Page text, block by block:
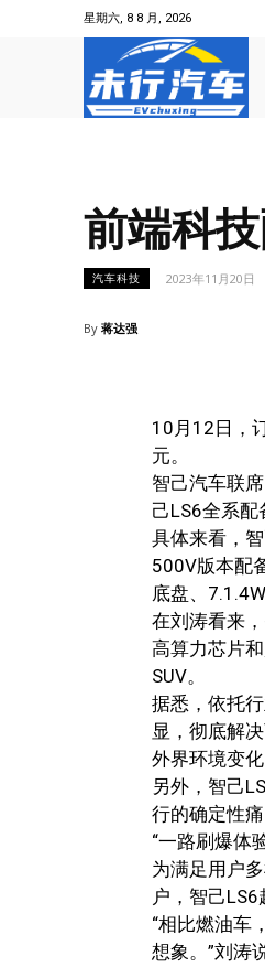
星期六, 8 8 月, 2026
前端科
汽车科技 2023年11月20日
By 蒋达强
10月12日，
元。
智己汽车联
己LS6全系配
具体来看，
500V版本配
底盘、
在刘涛看来
高算力芯片
SUV。
据悉，依托
显，彻底解
外界环境变
另外，智己
行的确定性
“一路刷爆体
为满足用户
户，智己
“相比燃油车
想象。”刘涛